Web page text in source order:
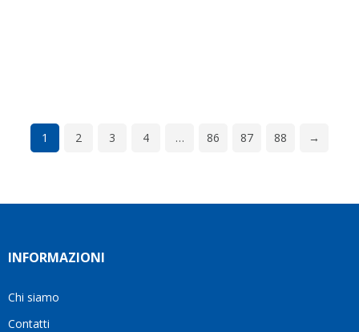
1 2 3 4 … 86 87 88 →
INFORMAZIONI
Chi siamo
Contatti